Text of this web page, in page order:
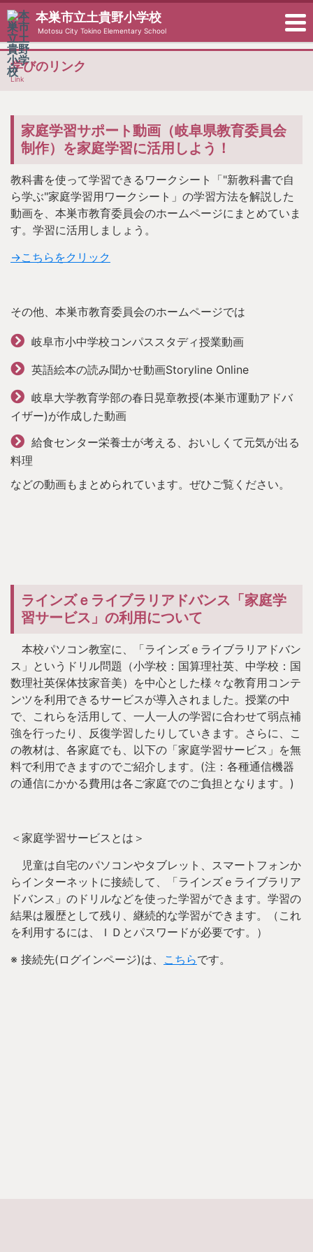
本巣市立土貴野小学校
Motosu City Tokino Elementary School
学びのリンク
Link
家庭学習サポート動画（岐阜県教育委員会
制作）を家庭学習に活用しよう！
教科書を使って学習できるワークシート「"新教科書で自
ら学ぶ"家庭学習用ワークシート」の学習方法を解説した
動画を、本巣市教育委員会のホームページにまとめていま
す。学習に活用しましょう。
→こちらをクリック
その他、本巣市教育委員会のホームページでは
岐阜市小中学校コンパススタディ授業動画
英語絵本の読み聞かせ動画Storyline Online
岐阜大学教育学部の春日晃章教授(本巣市運動アドバ
イザー)が作成した動画
給食センター栄養士が考える、おいしくて元気が出る
料理
などの動画もまとめられています。ぜひご覧ください。
ラインズｅライブラリアドバンス「家庭学
習サービス」の利用について
本校パソコン教室に、「ラインズｅライブラリアドバン
ス」というドリル問題（小学校：国算理社英、中学校：国
数理社英保体技家音美）を中心とした様々な教育用コンテ
ンツを利用できるサービスが導入されました。授業の中
で、これらを活用して、一人一人の学習に合わせて弱点補
強を行ったり、反復学習したりしていきます。さらに、こ
の教材は、各家庭でも、以下の「家庭学習サービス」を無
料で利用できますのでご紹介します。(注：各種通信機器
の通信にかかる費用は各ご家庭でのご負担となります。)
＜家庭学習サービスとは＞
児童は自宅のパソコンやタブレット、スマートフォンか
らインターネットに接続して、「ラインズｅライブラリア
ドバンス」のドリルなどを使った学習ができます。学習の
結果は履歴として残り、継続的な学習ができます。（これ
を利用するには、ＩＤとパスワードが必要です。）
※ 接続先(ログインページ)は、 こちらです。